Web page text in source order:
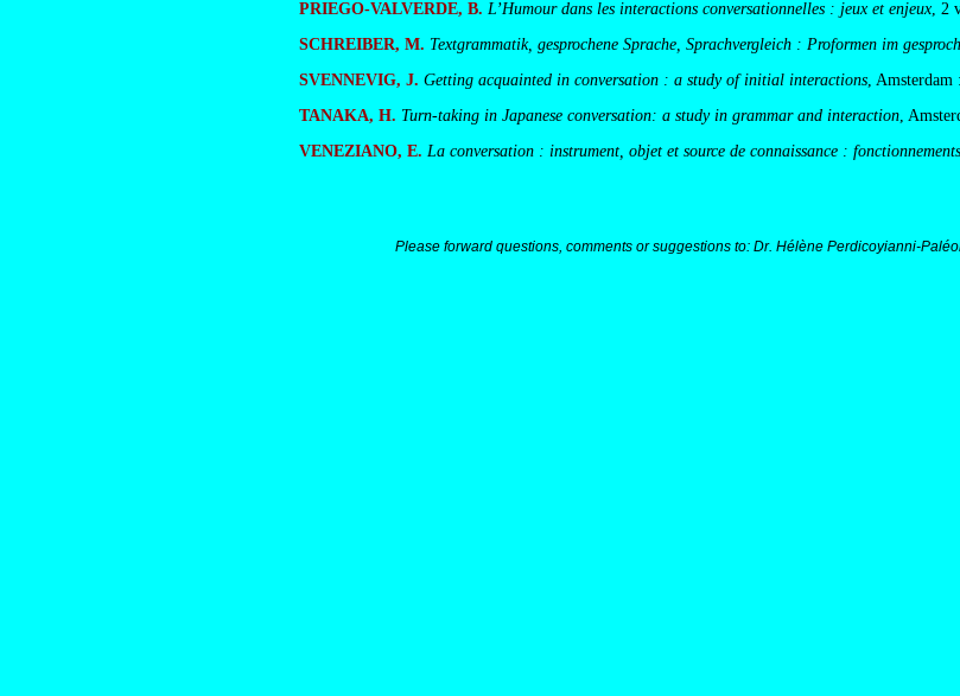
PRIEGO-VALVERDE, B. L’Humour dans les interactions conversationnelles : jeux et enjeux, 2
SCHREIBER, M. Textgrammatik, gesprochene Sprache, Sprachvergleich : Proformen im
SVENNEVIG, J. Getting acquainted in conversation : a study of initial interactions, Amsterdam
TANAKA, H. Turn-taking in Japanese conversation: a study in grammar and interaction,
VENEZIANO, E. La conversation : instrument, objet et source de connaissance :
Please forward questions, comments or suggestions to: Dr. Hélène Perdicoyianni-